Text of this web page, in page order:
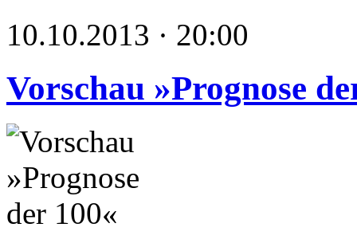
10.10.2013 · 20:00
Vorschau »Prognose